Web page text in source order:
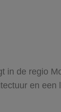
in de regio
en